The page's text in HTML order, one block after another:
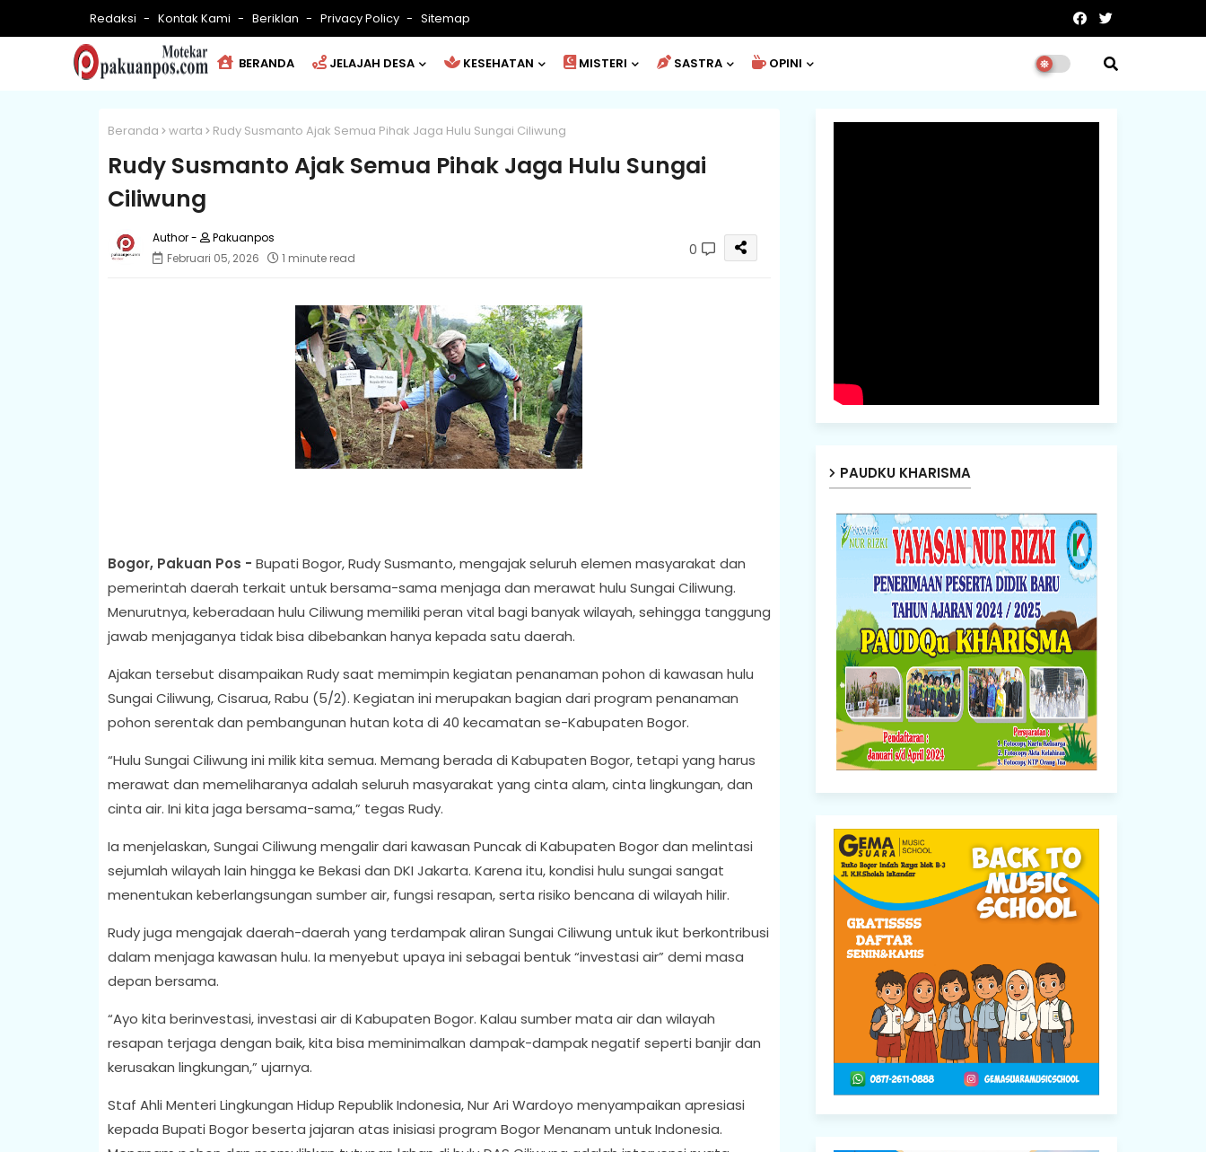
Redaksi Kontak Kami Beriklan Privacy Policy Sitemap
BERANDA JELAJAH DESA KESEHATAN MISTERI SASTRA OPINI
Beranda warta Rudy Susmanto Ajak Semua Pihak Jaga Hulu Sungai Ciliwung
Rudy Susmanto Ajak Semua Pihak Jaga Hulu Sungai
Ciliwung
Pakuanpos
Februari 05, 2026
1 minute read 0
Bogor, Pakuan Pos - Bupati Bogor, Rudy Susmanto, mengajak seluruh elemen masyarakat dan
pemerintah daerah terkait untuk bersama-sama menjaga dan merawat hulu Sungai Ciliwung.
Menurutnya, keberadaan hulu Ciliwung memiliki peran vital bagi banyak wilayah, sehingga tanggung
jawab menjaganya tidak bisa dibebankan hanya kepada satu daerah.
Ajakan tersebut disampaikan Rudy saat memimpin kegiatan penanaman pohon di kawasan hulu
Sungai Ciliwung, Cisarua, Rabu (5/2). Kegiatan ini merupakan bagian dari program penanaman
pohon serentak dan pembangunan hutan kota di 40 kecamatan se-Kabupaten Bogor.
“Hulu Sungai Ciliwung ini milik kita semua. Memang berada di Kabupaten Bogor, tetapi yang harus
merawat dan memeliharanya adalah seluruh masyarakat yang cinta alam, cinta lingkungan, dan
cinta air. Ini kita jaga bersama-sama,” tegas Rudy.
Ia menjelaskan, Sungai Ciliwung mengalir dari kawasan Puncak di Kabupaten Bogor dan melintasi
sejumlah wilayah lain hingga ke Bekasi dan DKI Jakarta. Karena itu, kondisi hulu sungai sangat
menentukan keberlangsungan sumber air, fungsi resapan, serta risiko bencana di wilayah hilir.
Rudy juga mengajak daerah-daerah yang terdampak aliran Sungai Ciliwung untuk ikut berkontribusi
dalam menjaga kawasan hulu. Ia menyebut upaya ini sebagai bentuk “investasi air” demi masa
depan bersama.
“Ayo kita berinvestasi, investasi air di Kabupaten Bogor. Kalau sumber mata air dan wilayah
resapan terjaga dengan baik, kita bisa meminimalkan dampak-dampak negatif seperti banjir dan
kerusakan lingkungan,” ujarnya.
Staf Ahli Menteri Lingkungan Hidup Republik Indonesia, Nur Ari Wardoyo menyampaikan apresiasi
kepada Bupati Bogor beserta jajaran atas inisiasi program Bogor Menanam untuk Indonesia.
PAUDKU KHARISMA